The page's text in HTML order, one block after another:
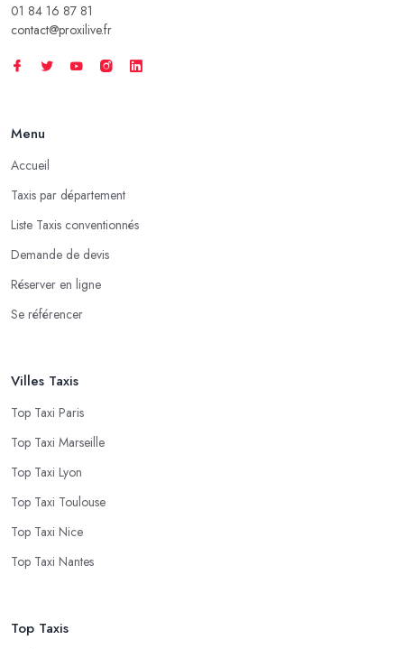
01 84 16 87 81
contact@proxilive.fr
Menu
Accueil
Taxis par département
Liste Taxis conventionnés
Demande de devis
Réserver en ligne
Se référencer
Villes Taxis
Top Taxi Paris
Top Taxi Marseille
Top Taxi Lyon
Top Taxi Toulouse
Top Taxi Nice
Top Taxi Nantes
Top Taxis